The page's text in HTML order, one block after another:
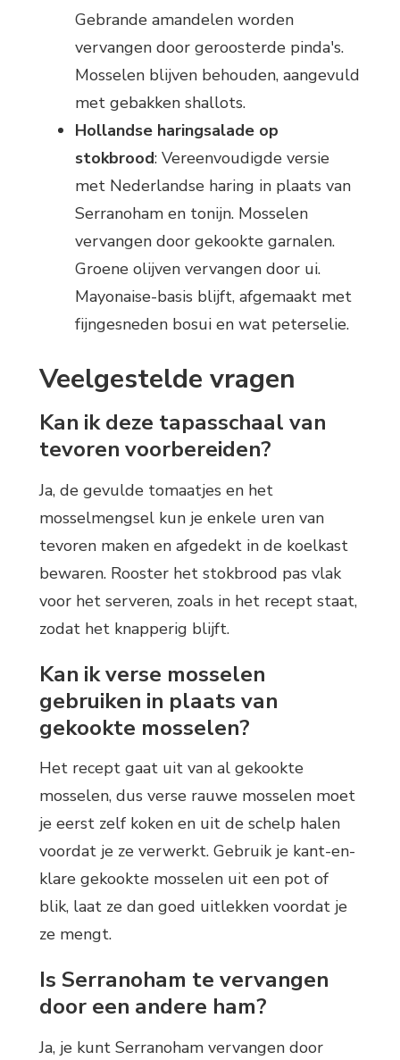
Gebrande amandelen worden
vervangen door geroosterde pinda's.
Mosselen blijven behouden, aangevuld
met gebakken shallots.
Hollandse haringsalade op
stokbrood: Vereenvoudigde versie
met Nederlandse haring in plaats van
Serranoham en tonijn. Mosselen
vervangen door gekookte garnalen.
Groene olijven vervangen door ui.
Mayonaise-basis blijft, afgemaakt met
fijngesneden bosui en wat peterselie.
Veelgestelde vragen
Kan ik deze tapasschaal van
tevoren voorbereiden?
Ja, de gevulde tomaatjes en het
mosselmengsel kun je enkele uren van
tevoren maken en afgedekt in de koelkast
bewaren. Rooster het stokbrood pas vlak
voor het serveren, zoals in het recept staat,
zodat het knapperig blijft.
Kan ik verse mosselen
gebruiken in plaats van
gekookte mosselen?
Het recept gaat uit van al gekookte
mosselen, dus verse rauwe mosselen moet
je eerst zelf koken en uit de schelp halen
voordat je ze verwerkt. Gebruik je kant-en-
klare gekookte mosselen uit een pot of
blik, laat ze dan goed uitlekken voordat je
ze mengt.
Is Serranoham te vervangen
door een andere ham?
Ja, je kunt Serranoham vervangen door